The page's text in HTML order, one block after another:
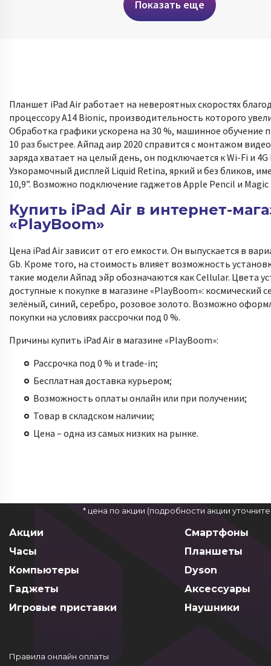
Показать еще
Планшет iPad Air работает на невероятных скоростях
процессору A14 Bionic, производительность которого
Обработка графики ускорена на 30 %, машинное обучение
10 раз быстрее. Айпад аир 2020 справится с монтажом
заряда хватает на целый день, он подключается к Wi-Fi и 4G
Узкорамочный дисплей Liquid Retina, яркий и без бликов,
10,9”. Возможно подключение гаджетов Apple Pencil и Magic
Купить iPad Air в интернет-
«PlayBoom»
Цена iPad Air зависит от его емкости. Он выпускается в
Gb. Кроме того, на стоимость влияет возможность
такие модели Айпад эйр обозначаются как Cellular. Цвета
доступные к покупке в магазине «PlayBoom»: космический
зелёный, синий, серебро, розовое золото. Возможно
покупки на условиях рассрочки под 0 %.
Причины купить iPad Air в магазине «PlayBoom»:
Рассрочка под 0 % и trade-in;
Бесплатная доставка курьером;
Возможность оплаты онлайн или при получении;
Товар в складском наличии;
Цена – одна из самых низких на рынке.
* цена по акции (подробности акции
Акции
Смартфоны
Часы
Планшеты
Компьютеры
Dyson
Гаджеты
Аксессуары
Игровые приставки
Наушники
Правила онлайн оплаты